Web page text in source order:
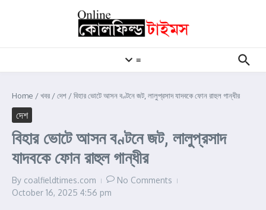
≡
Home /খবর /দেশ /বিহার ভোটে আসন বণ্টনে জট, লালুপ্রসাদ যাদবকে ফোন রাহুল গান্ধীর
দেশ
বিহার ভোটে আসন বণ্টনে জট, লালুপ্রসাদ
যাদবকে ফোন রাহুল গান্ধীর
By coalfieldtimes.com
No Comments
October 16, 2025 4:56 pm